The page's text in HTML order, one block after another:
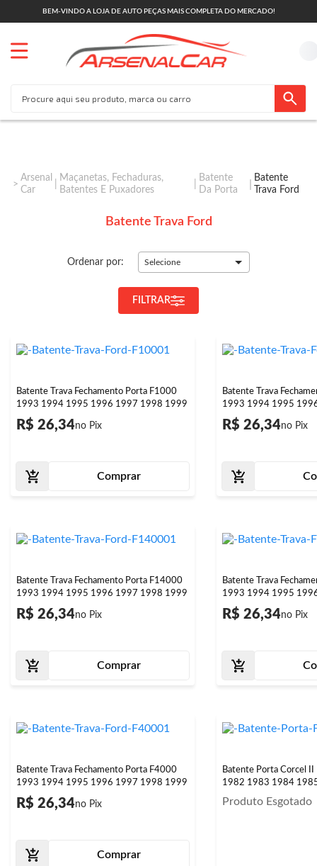
BEM-VINDO A LOJA DE AUTO PEÇAS MAIS COMPLETA DO MERCADO!
Arsenal
Car
Maçanetas, Fechaduras,
Batentes E Puxadores
Batente
Da Porta
Batente
Trava Ford
Batente Trava Ford
Ordenar por: Selecione
FILTRAR
Batente Trava Fechamento Porta F1000
1993 1994 1995 1996 1997 1998 1999
R$ 26,34
Comprar
Batente Trava
1993 1994 1995
R$ 26,34
Batente Trava Fechamento Porta F14000
1993 1994 1995 1996 1997 1998 1999
R$ 26,34
Comprar
Batente Trava
1993 1994 1995
R$ 26,34
Batente Trava Fechamento Porta F4000
1993 1994 1995 1996 1997 1998 1999
R$ 26,34
Comprar
Batente Porta Corcel
1982 1983 1984
Produto Esgotado